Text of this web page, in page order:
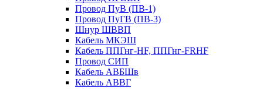
Провод ПуВ (ПВ-1)
Провод ПуГВ (ПВ-3)
Шнур ШВВП
Кабель МКЭШ
Кабель ППГнг-HF, ППГнг-FRHF
Провод СИП
Кабель АВБШв
Кабель АВВГ